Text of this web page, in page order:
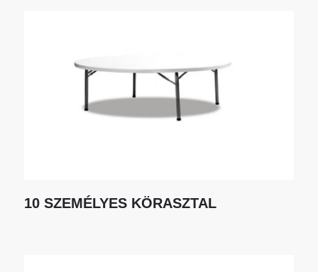
10 SZEMÉLYES KÖRASZTAL